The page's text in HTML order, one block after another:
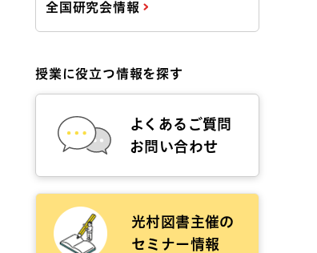
全国研究会情報
授業に役立つ情報を探す
よくあるご質問
お問い合わせ
光村図書主催の
セミナー情報